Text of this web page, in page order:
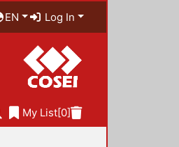
EN Log In
My List[0]